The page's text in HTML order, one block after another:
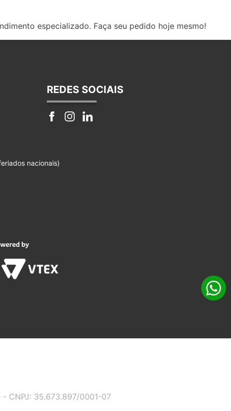
especializado. Faça seu pedido hoje mesmo!
nacionais)
REDES SOCIAIS
CNPJ: 35.673.897/0001-07